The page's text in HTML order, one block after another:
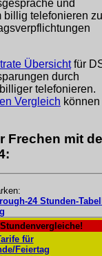
und
billig telefonieren zu
Übersichtfür
durch
telefonieren.
Vergleich können
Frechen mit
24 Stunden-
für
Feiertag